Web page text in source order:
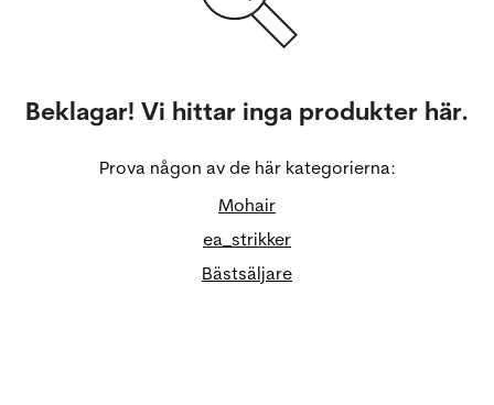
Beklagar! Vi hittar inga produkter här.
Prova någon av de här kategorierna:
Mohair
ea_strikker
Bästsäljare